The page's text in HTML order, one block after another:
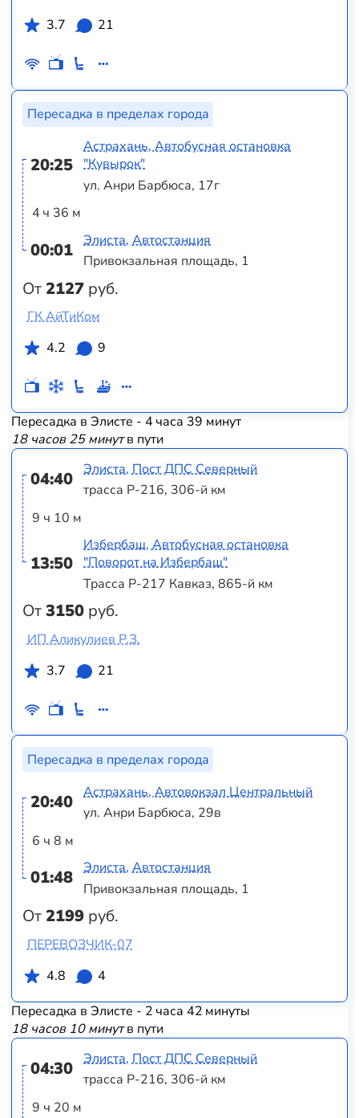
3.7
21
Пересадка в пределах города
20:25
4 ч 36 м
00:01
От2127 руб.
Астрахань, Автобусная остановка
"Кувырок"
ул. Анри Барбюса, 17г
Элиста, Автостанция
Привокзальная площадь, 1
ГК АйТиКом
4.2
9
Пересадка в Элисте - 4 часа 39 минут
18 часов 25 минутв пути
04:40
9 ч 10 м
13:50
От3150 руб.
Элиста, Пост ДПС Северный
трасса Р-216, 306-й км
Избербаш, Автобусная остановка
"Поворот на Избербаш"
Трасса Р-217 Кавказ, 865-й км
ИП Аликулиев Р.З.
3.7
21
Пересадка в пределах города
20:40
6 ч 8 м
01:48
От2199 руб.
Астрахань, Автовокзал Центральный
ул. Анри Барбюса, 29в
Элиста, Автостанция
Привокзальная площадь, 1
ПЕРЕВОЗЧИК-07
4.8
4
Пересадка в Элисте - 2 часа 42 минуты
18 часов 10 минутв пути
04:30
9 ч 20 м
Элиста, Пост ДПС Северный
трасса Р-216, 306-й км